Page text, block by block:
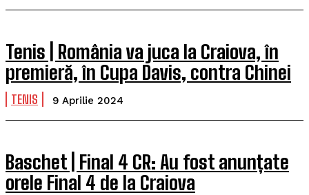
Tenis | România va juca la Craiova, în
premieră, în Cupa Davis, contra Chinei
TENIS 9 Aprilie 2024
Baschet | Final 4 CR: Au fost anunțate
orele Final 4 de la Craiova